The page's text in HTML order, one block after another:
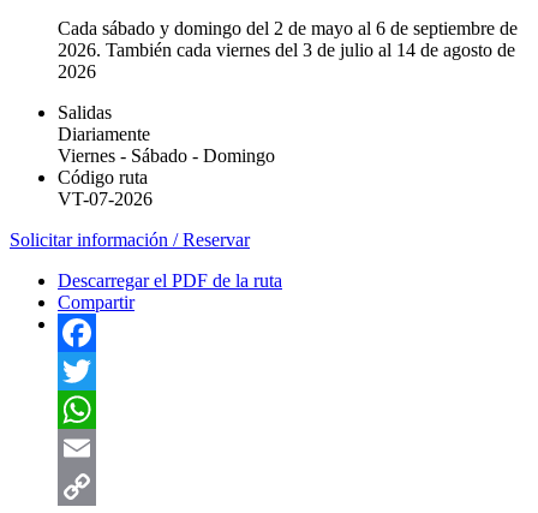
Cada sábado y domingo del 2 de mayo al 6 de septiembre de
2026. También cada viernes del 3 de julio al 14 de agosto de
2026
Salidas
Diariamente
Viernes - Sábado - Domingo
Código ruta
VT-07-2026
Solicitar información / Reservar
Descarregar el PDF de la ruta
Compartir
Facebook
Twitter
WhatsApp
Email